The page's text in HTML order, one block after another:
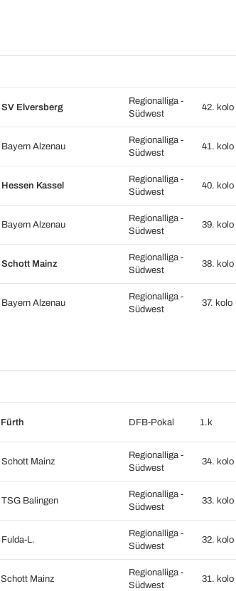
SV Elversberg
Regionalliga -
Südwest
42. kolo
Bayern Alzenau
Regionalliga -
Südwest
41. kolo
Hessen Kassel
Regionalliga -
Südwest
40. kolo
Bayern Alzenau
Regionalliga -
Südwest
39. kolo
Schott Mainz
Regionalliga -
Südwest
38. kolo
Bayern Alzenau
Regionalliga -
Südwest
37. kolo
Fürth DFB-Pokal 1.k
Schott Mainz
Regionalliga -
Südwest
34. kolo
TSG Balingen
Regionalliga -
Südwest
33. kolo
Fulda-L.
Regionalliga -
Südwest
32. kolo
Schott Mainz
Regionalliga -
Südwest
31. kolo